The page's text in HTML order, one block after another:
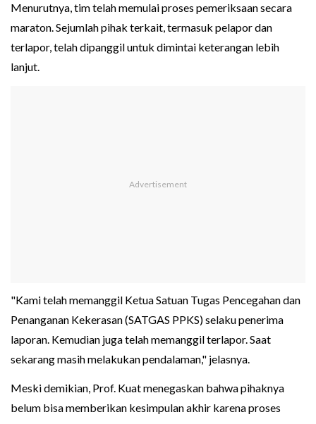
Menurutnya, tim telah memulai proses pemeriksaan secara
maraton. Sejumlah pihak terkait, termasuk pelapor dan
terlapor, telah dipanggil untuk dimintai keterangan lebih
lanjut.
"Kami telah memanggil Ketua Satuan Tugas Pencegahan dan
Penanganan Kekerasan (SATGAS PPKS) selaku penerima
laporan. Kemudian juga telah memanggil terlapor. Saat
sekarang masih melakukan pendalaman," jelasnya.
Meski demikian, Prof. Kuat menegaskan bahwa pihaknya
belum bisa memberikan kesimpulan akhir karena proses